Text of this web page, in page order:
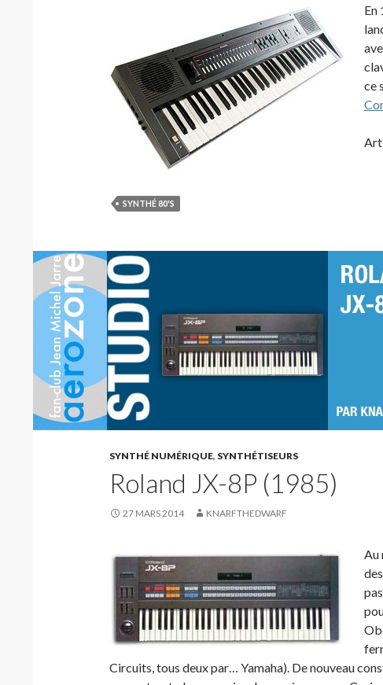
En
ce
SYNTHÉ 80'S
SYNTHÉ NUMÉRIQUE, SYNTHÉTISEURS
Roland JX-8P (1985)
27 MARS 2014 KNARFTHEDWARF
Au
Circuits, tous deux par… Yamaha). De nouveau